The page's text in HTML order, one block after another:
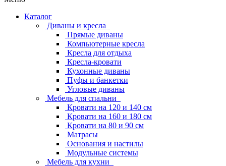
Каталог
Диваны и кресла
Прямые диваны
Компьютерные кресла
Кресла для отдыха
Кресла-кровати
Кухонные диваны
Пуфы и банкетки
Угловые диваны
Мебель для спальни
Кровати на 120 и 140 см
Кровати на 160 и 180 см
Кровати на 80 и 90 см
Матрасы
Основания и настилы
Модульные системы
Мебель для кухни